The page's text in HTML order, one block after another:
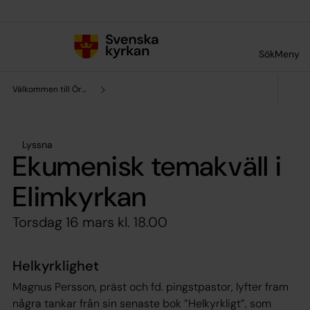
SökMeny
Välkommen till Örby-Skene församling
Lyssna
Ekumenisk temakväll i
Elimkyrkan
Torsdag 16 mars kl. 18.00
Helkyrklighet
Magnus Persson, präst och fd. pingstpastor, lyfter fram
några tankar från sin senaste bok ”Helkyrkligt”, som